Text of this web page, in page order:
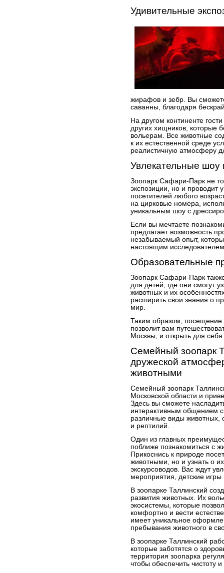
Удивительные
жирафов и зебр. Вы
саванны, благодаря
На другом континенте
других хищников, которые
вольерам. Все животные
к их естественной среде
реалистичную атмосферу
Увлекательные шоу
Зоопарк Сафари-Парк не
экспозиции, но и проводит
посетителей любого
на цирковые номера,
уникальным шоу с
Если вы мечтаете
предлагает возможность
незабываемый опыт,
настоящим
Образовательные
Зоопарк Сафари-Парк
для детей, где они смогут
животных и их
расширить свои знания о
мир.
Таким образом, посещение
позволит вам
Москвы, и открыть для
Семейный зоопарк
дружеской
животными
Семейный зоопарк
Московской области и
Здесь вы сможете
интерактивным общением
различные виды животных,
и рептилий.
Один из главных
поближе познакомиться с
Прикоснись к природе
животными, но и узнать о
экскурсоводов. Вас ждут
мероприятия, детские игры
В зоопарке Таллинский
развития животных. Их
экосистемы, которые
комфортно и вести
имеет уникальное
пребывания животного в
В зоопарке Таллинский
которые заботятся о
территория зоопарка
чтобы обеспечить чистоту